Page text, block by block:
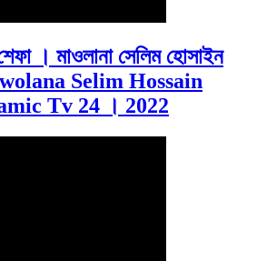
। মাওলানা সেলিম হোসাইন
Selim Hossain
Tv 24 । 2022